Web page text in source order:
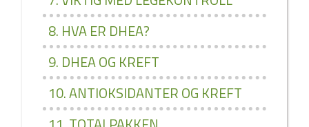
8. HVA ER DHEA?
9. DHEA OG KREFT
10. ANTIOKSIDANTER OG KREFT